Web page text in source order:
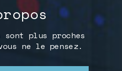
sont plus proches
ne le pensez.